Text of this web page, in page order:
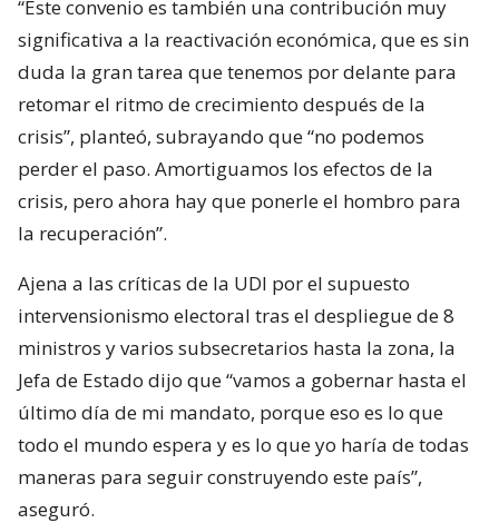
“Este convenio es también una contribución muy
significativa a la reactivación económica, que es sin
duda la gran tarea que tenemos por delante para
retomar el ritmo de crecimiento después de la
crisis”, planteó, subrayando que “no podemos
perder el paso. Amortiguamos los efectos de la
crisis, pero ahora hay que ponerle el hombro para
la recuperación”.
Ajena a las críticas de la UDI por el supuesto
intervensionismo electoral tras el despliegue de 8
ministros y varios subsecretarios hasta la zona, la
Jefa de Estado dijo que “vamos a gobernar hasta el
último día de mi mandato, porque eso es lo que
todo el mundo espera y es lo que yo haría de todas
maneras para seguir construyendo este país”,
aseguró.